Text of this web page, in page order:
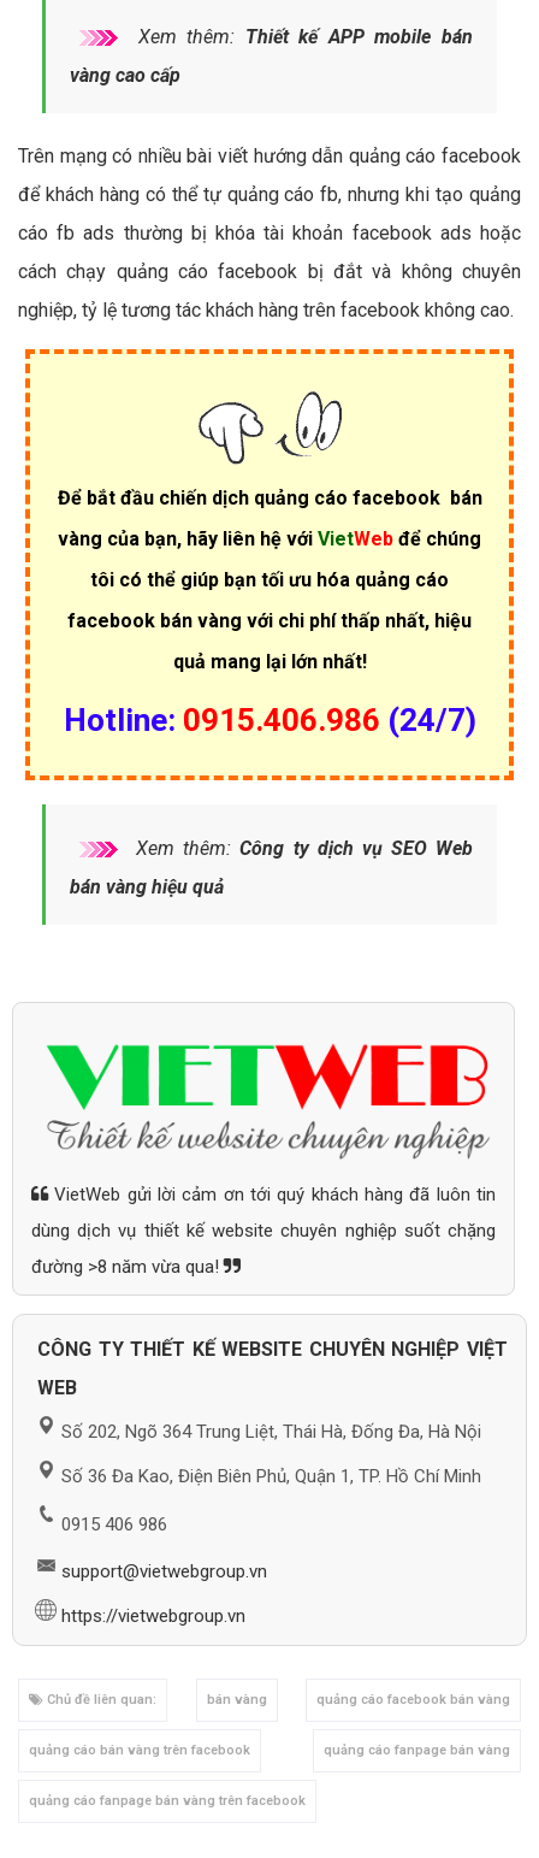
Xem thêm: Thiết kế APP mobile bán
vàng cao cấp
Trên mạng có nhiều bài viết hướng dẫn quảng cáo facebook
để khách hàng có thể tự quảng cáo fb, nhưng khi tạo quảng
cáo fb ads thường bị khóa tài khoản facebook ads hoặc
cách chạy quảng cáo facebook bị đắt và không chuyên
nghiệp, tỷ lệ tương tác khách hàng trên facebook không cao.
Để bắt đầu chiến dịch quảng cáo facebook bán
vàng của bạn, hãy liên hệ với VietWeb để chúng
tôi có thể giúp bạn tối ưu hóa quảng cáo
facebook bán vàng với chi phí thấp nhất, hiệu
quả mang lại lớn nhất!
Hotline: 0915.406.986 (24/7)
Xem thêm:Công ty dịch vụ SEO Web
bán vàng hiệu quả
VietWeb gửi lời cảm ơn tới quý khách hàng đã luôn tin
dùng dịch vụ thiết kế website chuyên nghiệp suốt chặng
đường >8 năm vừa qua!
CÔNG TY THIẾT KẾ WEBSITE CHUYÊN NGHIỆP VIỆT
WEB
Số 202, Ngõ 364 Trung Liệt, Thái Hà, Đống Đa, Hà Nội
Số 36 Đa Kao, Điện Biên Phủ, Quận 1, TP. Hồ Chí Minh
0915 406 986
support@vietwebgroup.vn
https://vietwebgroup.vn
Chủ đề liên quan: bán vàng quảng cáo facebook bán vàng
quảng cáo bán vàng trên facebook quảng cáo fanpage bán vàng
quảng cáo fanpage bán vàng trên facebook